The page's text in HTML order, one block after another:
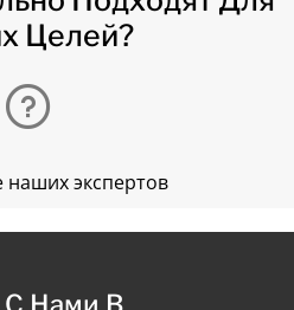
Целей?
наших экспертов
С Нами В